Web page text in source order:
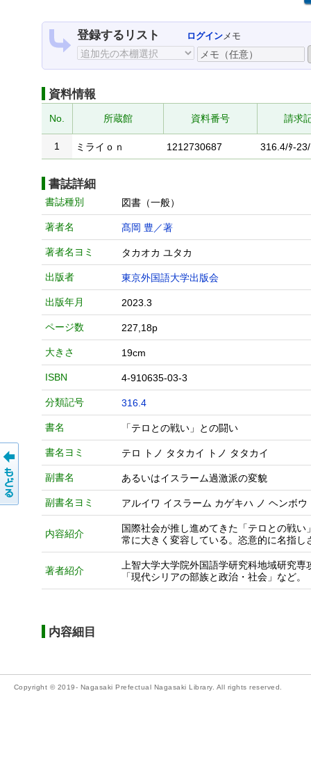
登録するリスト ログインメモ
資料情報
No. 所蔵館 資料番号 請求
1 ミライｏｎ 1212730687 316.4/ﾀ-23/
書誌詳細
書誌種別 図書（一般）
著者名 髙岡 豊／著
著者名ヨミ タカオカ ユタカ
出版者 東京外国語大学出版会
出版年月 2023.3
ページ数 227,18p
大きさ 19cm
ISBN 4-910635-03-3
分類記号 316.4
書名 「テロとの戦い」との闘い
書名ヨミ テロ トノ タタカイ トノ タタカイ
副書名 あるいはイスラーム過激派の変貌
副書名ヨミ アルイワ イスラーム カゲキハ ノ ヘンボウ
内容紹介
国際社会が推し進めてきた「テロとの戦
常に大きく変容している。恣意的に名指
著者紹介
上智大学大学院外国語学研究科地域研究
「現代シリアの部族と政治・社会」など。
内容細目
Copyright © 2019- Nagasaki Prefectual Nagasaki Library. All rights reserved.